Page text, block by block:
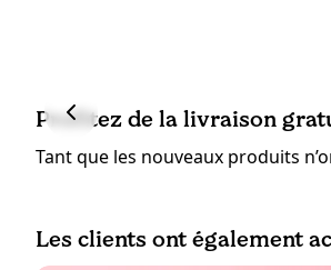
Profitez de la livraison
Tant que les nouveaux produits
Les clients ont également